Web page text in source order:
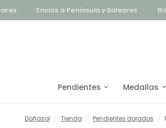
Envíos a Península y Baleares
Pendientes Medallas
Doñasol / Tienda / Pendientes dorados /